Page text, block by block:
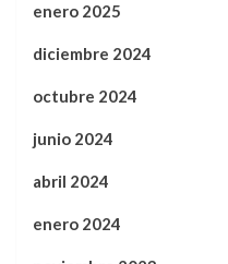
enero 2025
diciembre 2024
octubre 2024
junio 2024
abril 2024
enero 2024